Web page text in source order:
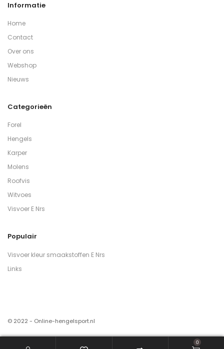
Informatie
Home
Contact
Over ons
Webshop
Nieuws
Categorieën
Forel
Hengels
Karper
Molens
Roofvis
Witvoes
Visvoer E Nrs
Populair
Visvoer kleur smaakstoffen E Nrs
Links
© 2022 - Online-hengelsport.nl
0